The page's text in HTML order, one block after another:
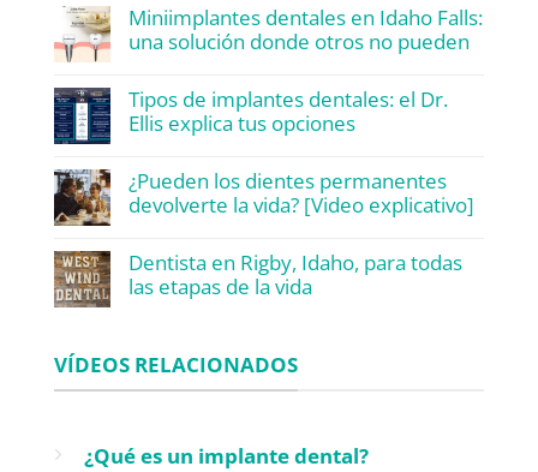
Miniimplantes dentales en Idaho Falls:
una solución donde otros no pueden
Tipos de implantes dentales: el Dr.
Ellis explica tus opciones
¿Pueden los dientes permanentes
devolverte la vida? [Video explicativo]
Dentista en Rigby, Idaho, para todas
las etapas de la vida
VÍDEOS RELACIONADOS
¿Qué es un implante dental?